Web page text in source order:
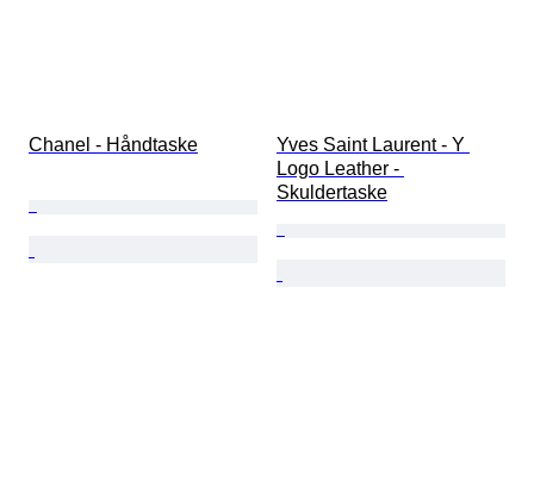
Chanel - Håndtaske
Yves Saint Laurent - Y
Logo Leather -
Skuldertaske